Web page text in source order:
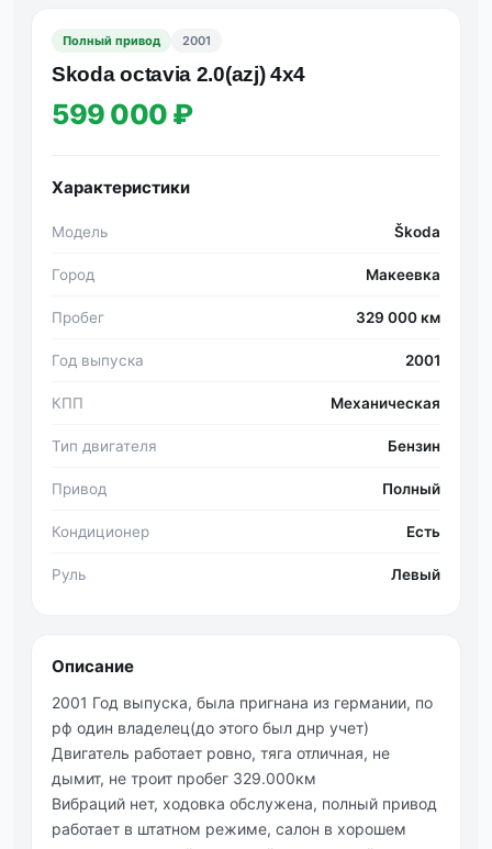
Полный привод 2001
Skoda octavia 2.0(azj) 4x4
599 000 ₽
Характеристики
Модель Škoda
Город Макеевка
Пробег 329 000 км
Год выпуска 2001
КПП Механическая
Тип двигателя Бензин
Привод Полный
Кондиционер Есть
Руль Левый
Описание
2001 Год выпуска, была пригнана из германии, по
рф один владелец(до этого был днр учет)
Двигатель работает ровно, тяга отличная, не
дымит, не троит пробег 329.000км
Вибраций нет, ходовка обслужена, полный привод
работает в штатном режиме, салон в хорошем